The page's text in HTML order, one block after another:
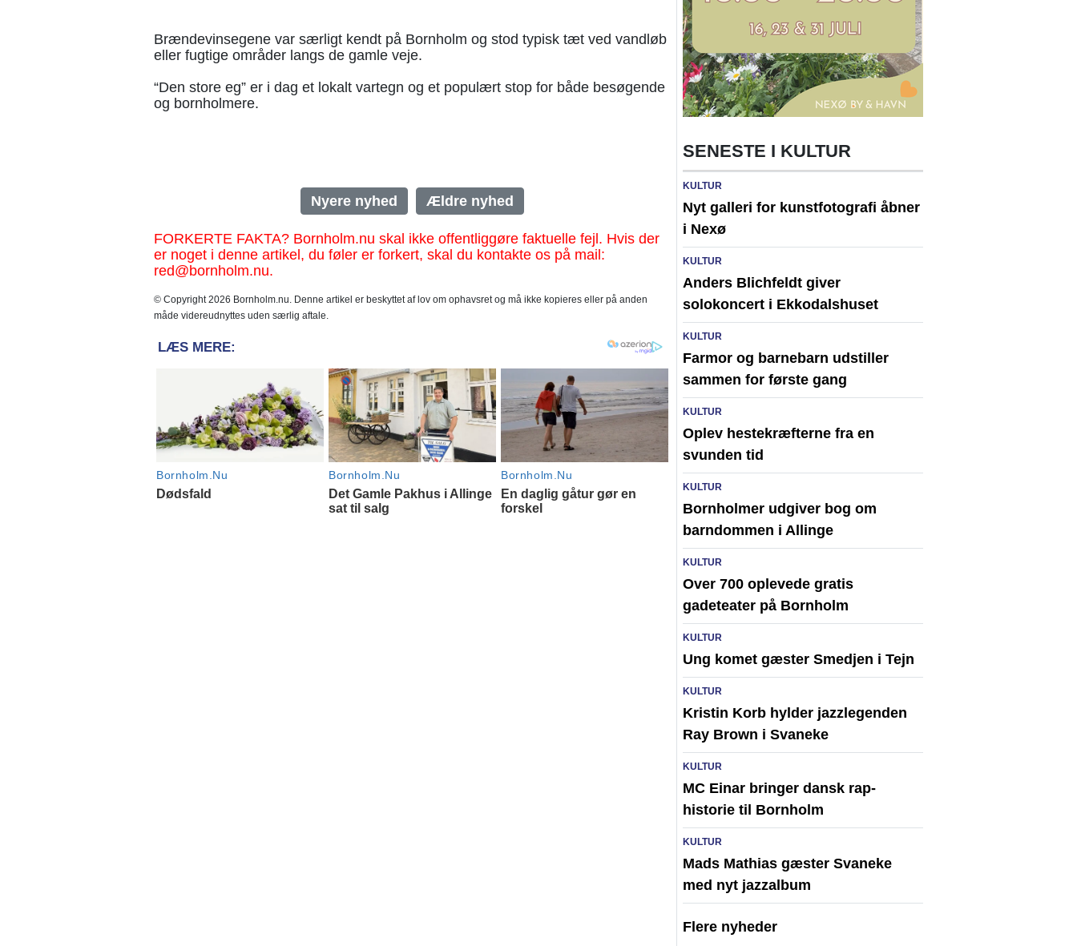
Brændevinsegene var særligt kendt på Bornholm og stod typisk tæt ved vandløb
eller fugtige områder langs de gamle veje.
“Den store eg” er i dag et lokalt vartegn og et populært stop for både besøgende
og bornholmere.
Nyere nyhed Ældre nyhed
FORKERTE FAKTA? Bornholm.nu skal ikke offentliggøre faktuelle fejl. Hvis der
er noget i denne artikel, du føler er forkert, skal du kontakte os på mail:
red@bornholm.nu.
© Copyright 2026 Bornholm.nu. Denne artikel er beskyttet af lov om ophavsret og må ikke kopieres eller på anden
måde videreudnyttes uden særlig aftale.
SENESTE I KULTUR
KULTUR
Nyt galleri for kunstfotografi åbner
i Nexø
KULTUR
Anders Blichfeldt giver
solokoncert i Ekkodalshuset
KULTUR
Farmor og barnebarn udstiller
sammen for første gang
KULTUR
Oplev hestekræfterne fra en
svunden tid
KULTUR
Bornholmer udgiver bog om
barndommen i Allinge
KULTUR
Over 700 oplevede gratis
gadeteater på Bornholm
KULTUR
Ung komet gæster Smedjen i Tejn
KULTUR
Kristin Korb hylder jazzlegenden
Ray Brown i Svaneke
KULTUR
MC Einar bringer dansk rap-
historie til Bornholm
KULTUR
Mads Mathias gæster Svaneke
med nyt jazzalbum
Flere nyheder